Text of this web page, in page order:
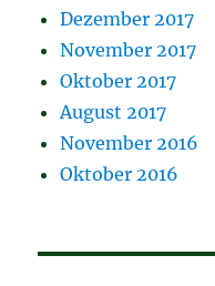
Dezember 2017
November 2017
Oktober 2017
August 2017
November 2016
Oktober 2016